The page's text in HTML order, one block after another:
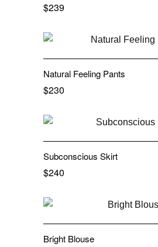
$239
Natural Feeling Pants
$230
Subconscious Skirt
$240
Bright Blouse